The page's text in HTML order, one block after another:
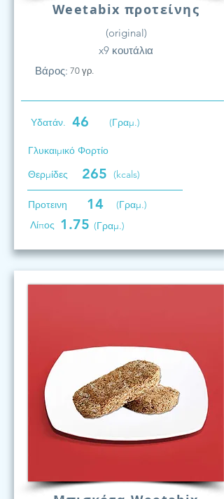
Weetabix προτείνης
(original)
x9 κουτάλια
Βάρος: 70 γρ.
Υδατάν. 46 (Γραμ.)
Γλυκαιμικό Φορτίο
Θερμίδες
265 (kcals)
Προτεινη 14
(Γραμ.)
Λίπος 1.75 (Γραμ.)